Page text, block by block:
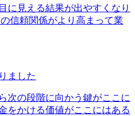
に見える結果が出やすくなり
信頼関係がより高まって業
ました
次の段階に向かう鍵がここに
をかける価値がここにはある